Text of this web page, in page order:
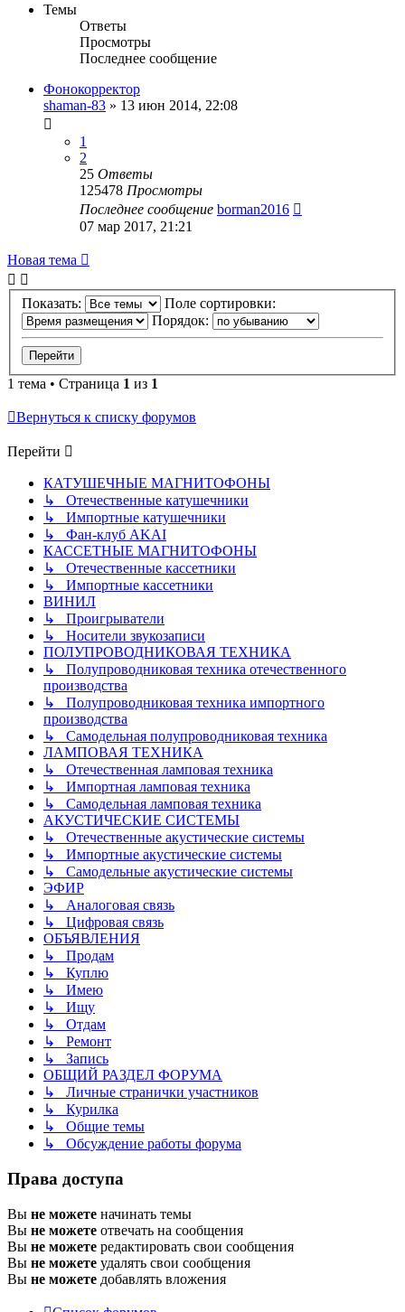
Темы
Ответы
Просмотры
Последнее сообщение
Фонокорректор
shaman-83 » 13 июн 2014, 22:08
1
2
25 Ответы
125478 Просмотры
Последнее сообщение borman2016
07 мар 2017, 21:21
Новая тема
Показать:
Поле сортировки:
Порядок:
1 тема • Страница 1 из 1
Вернуться к списку форумов
Перейти
КАТУШЕЧНЫЕ МАГНИТОФОНЫ
↳ Отечественные катушечники
↳ Импортные катушечники
↳ Фан-клуб AKAI
КАССЕТНЫЕ МАГНИТОФОНЫ
↳ Отечественные кассетники
↳ Импортные кассетники
ВИНИЛ
↳ Проигрыватели
↳ Носители звукозаписи
ПОЛУПРОВОДНИКОВАЯ ТЕХНИКА
↳ Полупроводниковая техника отечественного
производства
↳ Полупроводниковая техника импортного
производства
↳ Самодельная полупроводниковая техника
ЛАМПОВАЯ ТЕХНИКА
↳ Отечественная ламповая техника
↳ Импортная ламповая техника
↳ Самодельная ламповая техника
АКУСТИЧЕСКИЕ СИСТЕМЫ
↳ Отечественные акустические системы
↳ Импортные акустические системы
↳ Самодельные акустические системы
ЭФИР
↳ Аналоговая связь
↳ Цифровая связь
ОБЪЯВЛЕНИЯ
↳ Продам
↳ Куплю
↳ Имею
↳ Ищу
↳ Отдам
↳ Ремонт
↳ Запись
ОБЩИЙ РАЗДЕЛ ФОРУМА
↳ Личные странички участников
↳ Курилка
↳ Общие темы
↳ Обсуждение работы форума
Права доступа
Вы не можете начинать темы
Вы не можете отвечать на сообщения
Вы не можете редактировать свои сообщения
Вы не можете удалять свои сообщения
Вы не можете добавлять вложения